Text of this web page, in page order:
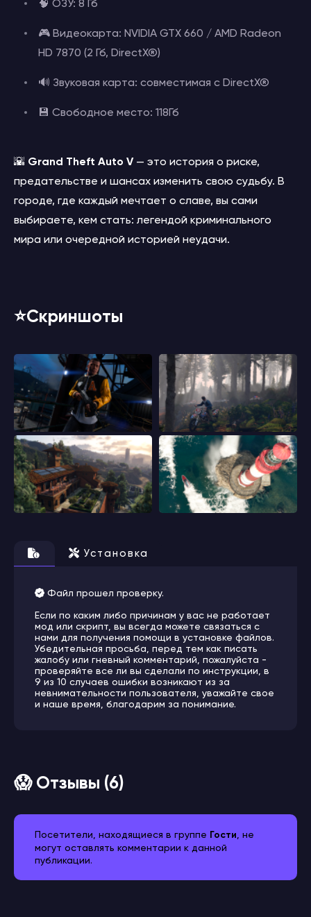
🧠 ОЗУ: 8 Гб
🎮 Видеокарта: NVIDIA GTX 660 / AMD Radeon
HD 7870 (2 Гб, DirectX®)
🔊 Звуковая карта: совместимая с DirectX®
💾 Свободное место: 118Гб
🌇 Grand Theft Auto V— это история о риске,
предательстве и шансах изменить свою судьбу. В
городе, где каждый мечтает о славе, вы сами
выбираете, кем стать: легендой криминального
мира или очередной историей неудачи.
⭐️Скриншоты
Установка
Файл прошел проверку.
Если по каким либо причинам у вас не работает
мод или скрипт, вы всегда можете связаться с
нами для получения помощи в установке файлов.
Убедительная просьба, перед тем как писать
жалобу или гневный комментарий, пожалуйста -
проверяйте все ли вы сделали по инструкции, в
9 из 10 случаев ошибки возникают из за
невнимательности пользователя, уважайте свое
и наше время, благодарим за понимание.
😱 Отзывы (6)
Посетители, находящиеся в группе Гости , не
могут оставлять комментарии к данной
публикации.